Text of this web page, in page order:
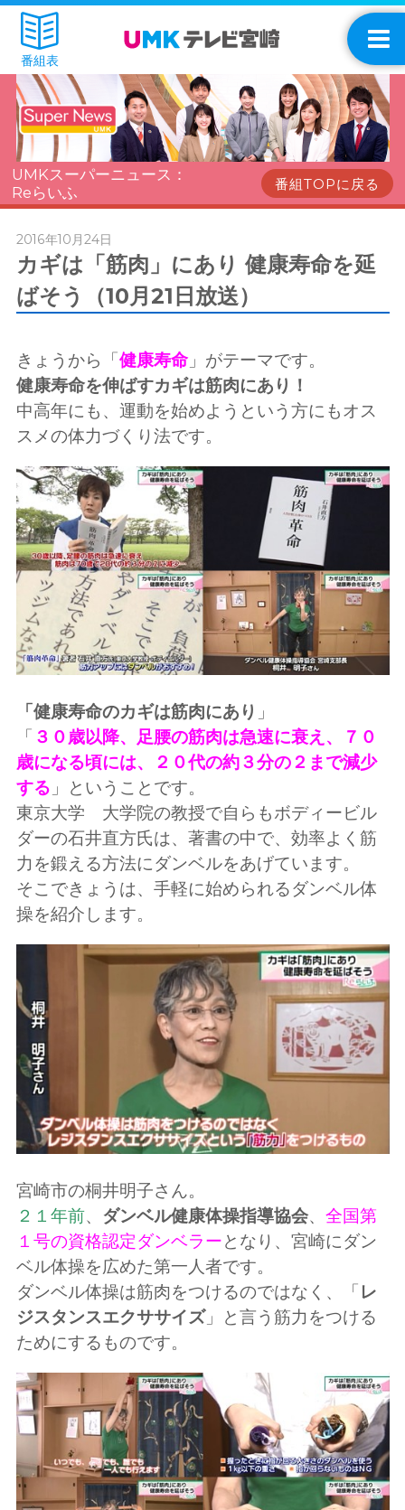
番組表
UMKスーパーニュース：
Reらいふ
番組TOPに戻る
2016年10月24日
カギは「筋肉」にあり 健康寿命を延
ばそう（10月21日放送）
きょうから「健康寿命」がテーマです。
健康寿命を伸ばすカギは筋肉にあり！
中高年にも、運動を始めようという方にもオス
スメの体力づくり法です。
「健康寿命のカギは筋肉にあり 」
「 ３０歳以降、足腰の筋肉は急速に衰え、７０
歳になる頃には、２０代の約３分の２まで減少
する 」ということです。
東京大学 大学院の教授で自らもボディービル
ダーの石井直方氏は、著書の中で、効率よく筋
力を鍛える方法にダンベルをあげています。
そこできょうは、手軽に始められるダンベル体
操を紹介します。
宮崎市の桐井明子さん。
２１年前、 ダンベル健康体操指導協会、 全国第
１号の資格認定ダンベラーとなり、宮崎にダン
ベル体操を広めた第一人者です。
ダンベル体操は筋肉をつけるのではなく、「レ
ジスタンスエクササイズ」と言う筋力をつける
ためにするものです。